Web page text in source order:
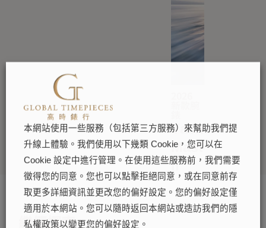
Yacht-
Master
II
繼續探索
本網站使用一些服務（包括第三方服務）來幫助我們提
升線上體驗。我們使用以下幾類 Cookie，您可以在
Cookie 設定中進行管理。在使用這些服務前，我們需要
徵得您的同意。您也可以點擊拒絕同意，或在同意前存
取更多詳細資訊並更改您的偏好設定。您的偏好設定僅
適用於本網站。您可以隨時返回本網站或造訪我們的隱
私權政策以變更您的偏好設定。